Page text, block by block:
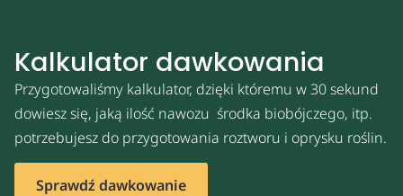
Kalkulator dawkowania
Przygotowaliśmy kalkulator, dzięki któremu w 30 sekund
dowiesz się, jaką ilość nawozu środka biobójczego, itp.
potrzebujesz do przygotowania roztworu i oprysku roślin.
Sprawdź dawkowanie